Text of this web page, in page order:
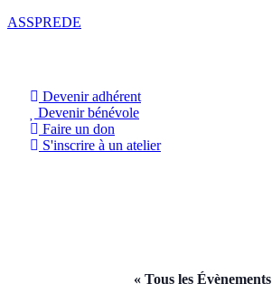
ASSPREDE
Devenir adhérent
Devenir bénévole
Faire un don
S'inscrire à un atelier
« Tous les Évènements